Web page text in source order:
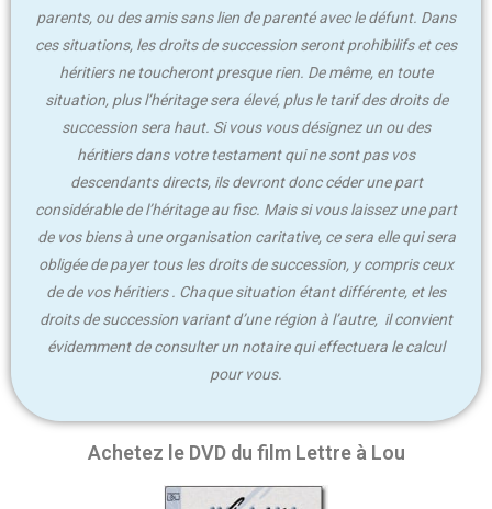
parents, ou des amis sans lien de parenté avec le défunt. Dans
ces situations, les droits de succession seront prohibilifs et ces
héritiers ne toucheront presque rien. De même, en toute
situation, plus l’héritage sera élevé, plus le tarif des droits de
succession sera haut. Si vous vous désignez un ou des
héritiers dans votre testament qui ne sont pas vos
descendants directs, ils devront donc céder une part
considérable de l’héritage au fisc. Mais si vous laissez une part
de vos biens à une organisation caritative, ce sera elle qui sera
obligée de payer tous les droits de succession, y compris ceux
de de vos héritiers . Chaque situation étant différente, et les
droits de succession variant d’une région à l’autre, il convient
évidemment de consulter un notaire qui effectuera le calcul
pour vous.
Achetez le DVD du film Lettre à Lou